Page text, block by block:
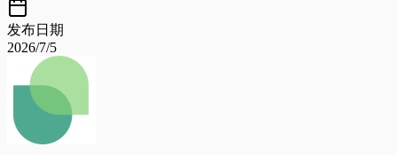
发布日期
2026/7/5